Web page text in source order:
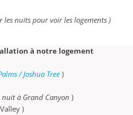
les nuits pour voir les logements )
à notre logement
/ Joshua Tree )
nuit à Grand Canyon )
)